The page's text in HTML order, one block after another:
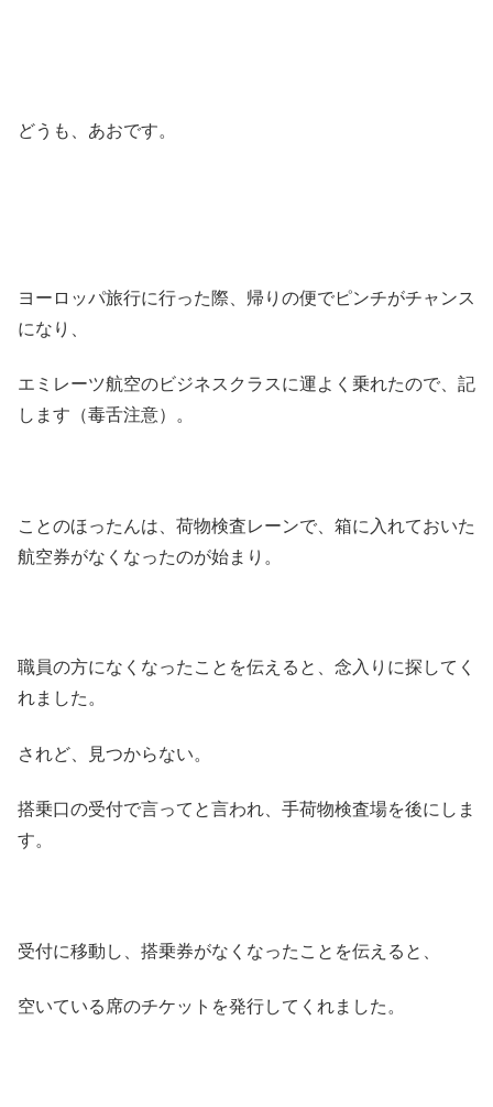
どうも、あおです。
ヨーロッパ旅行に行った際、帰りの便でピンチがチャンス
になり、
エミレーツ航空のビジネスクラスに運よく乗れたので、記
します（毒舌注意）。
ことのほったんは、荷物検査レーンで、箱に入れておいた
航空券がなくなったのが始まり。
職員の方になくなったことを伝えると、念入りに探してく
れました。
されど、見つからない。
搭乗口の受付で言ってと言われ、手荷物検査場を後にしま
す。
受付に移動し、搭乗券がなくなったことを伝えると、
空いている席のチケットを発行してくれました。